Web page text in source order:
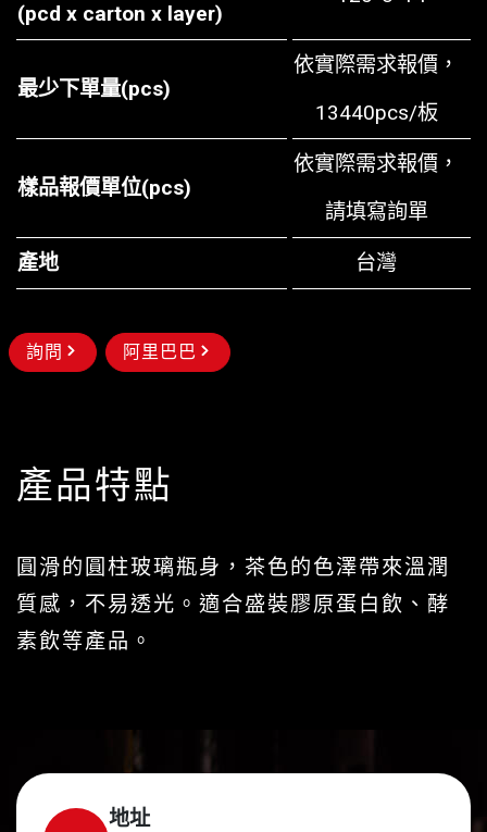
(pcd x carton x layer)
最少下單量(pcs)
依實際需求報價，
13440pcs/板
樣品報價單位(pcs)
依實際需求報價，
請填寫詢單
產地 台灣
詢問 阿里巴巴
產品特點
圓滑的圓柱玻璃瓶身，茶色的色澤帶來溫潤
質感，不易透光。適合盛裝膠原蛋白飲、酵
素飲等產品。
地址